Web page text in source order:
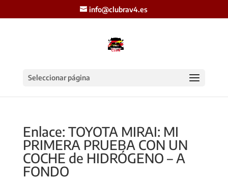
info@clubrav4.es
Seleccionar página
Enlace: TOYOTA MIRAI: MI
PRIMERA PRUEBA CON UN
COCHE de HIDRÓGENO – A
FONDO